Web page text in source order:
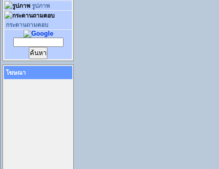
รูปภาพ
กระดานถามตอบ
โฆษณา